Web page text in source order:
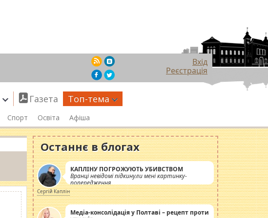
Вхід
Реєстрація
Газета Топ-тема
Спорт Освіта Афіша
Останнє в блогах
КАПЛІНУ ПОГРОЖУЮТЬ УБИВСТВОМ
Вранці невідомі підкинули мені картинку-
попередження
Сергій Каплін
Медіа-консолідація у Полтаві – рецепт проти